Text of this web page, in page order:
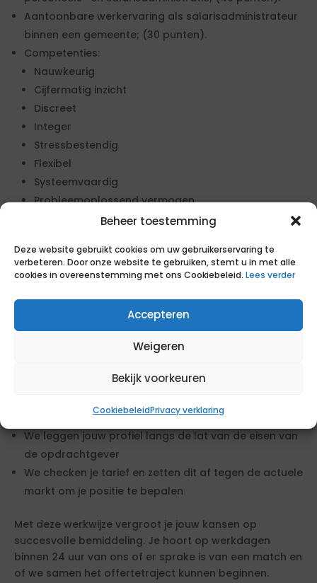
Beheer toestemming
Deze website gebruikt cookies om uw gebruikerservaring te
verbeteren. Door onze website te gebruiken, stemt u in met alle
cookies in overeenstemming met ons Cookiebeleid. Lees verder
Accepteren
Weigeren
Bekijk voorkeuren
CookiebeleidPrivacy verklaring
Aantoonbare werkervaring als salarisadministrateur
binnen een gemeente; (30 punten).
Competenties:
Nauwkeurig
Cijfermatig inzicht
Discreet
Integer
Stressbestendig
Flexibel
Systeemvaardig
Probleemoplossend vermogen
Geïnteresseerd in deze opdracht?
Zo gaan wij te werk
1. Reageer op de opdracht
Medewerker personeels- en
salarisadministratie
Wanneer je op deze opdracht reageert, starten wij
direct met het beoordelen van een mogelijke match.
We leggen jouw profiel langs de lat van de eisen van
de opdrachtgever
We checken je tarief en zetten dit af tegen de actuele
markt om je positie te bepalen
Met deze werkwijze vergroot je jouw kansen op
succesvolle bemiddeling. Je hoort op werkdagen
binnen 24 uur van ons of er sprake is van een match en
of we samen het offertetraject kunnen beginnen.